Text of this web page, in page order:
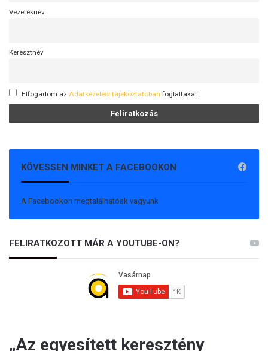
Vezetéknév
Keresztnév
Elfogadom az Adatkezelési tájékoztatóban foglaltakat.
KÖVESSEN MINKET A FACEBOOKON
A Facebookon megtalálhatóak vagyunk
FELIRATKOZOTT MÁR A YOUTUBE-ON?